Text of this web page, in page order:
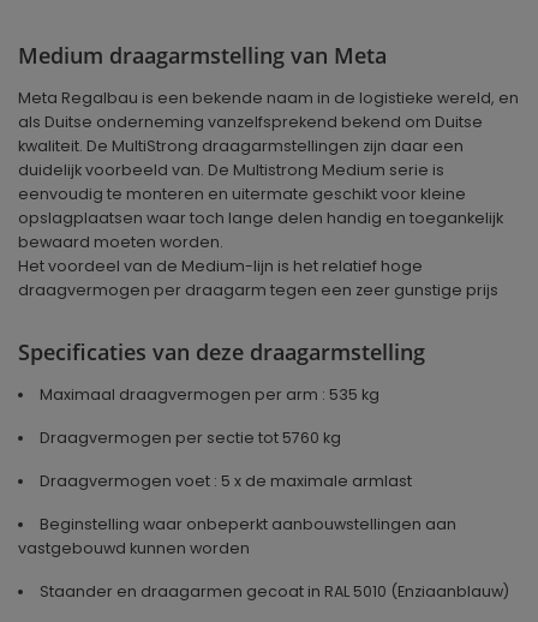
Medium draagarmstelling van Meta
Meta Regalbau is een bekende naam in de logistieke wereld, en
als Duitse onderneming vanzelfsprekend bekend om Duitse
kwaliteit. De MultiStrong draagarmstellingen zijn daar een
duidelijk voorbeeld van. De Multistrong Medium serie is
eenvoudig te monteren en uitermate geschikt voor kleine
opslagplaatsen waar toch lange delen handig en toegankelijk
bewaard moeten worden.
Het voordeel van de Medium-lijn is het relatief hoge
draagvermogen per draagarm tegen een zeer gunstige prijs
Specificaties van deze draagarmstelling
Maximaal draagvermogen per arm : 535 kg
Draagvermogen per sectie tot 5760 kg
Draagvermogen voet : 5 x de maximale armlast
Beginstelling waar onbeperkt aanbouwstellingen aan
vastgebouwd kunnen worden
Staander en draagarmen gecoat in RAL 5010 (Enziaanblauw)